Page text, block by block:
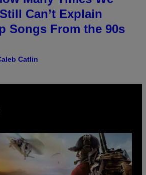
Can’t Explain
Songs From the 90s
Catlin